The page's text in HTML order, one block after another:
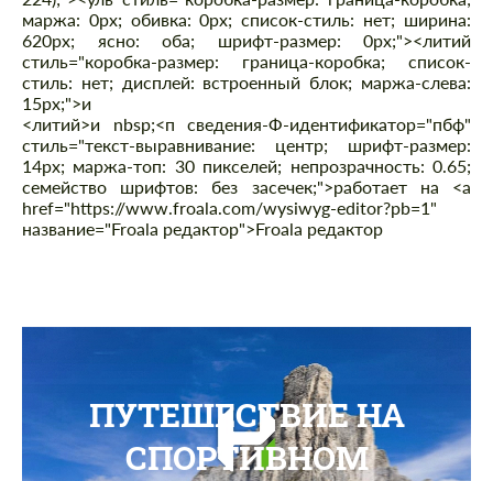
маржа: 0px; обивка: 0px; список-стиль: нет; ширина:
620px; ясно: оба; шрифт-размер: 0px;"><литий
стиль="коробка-размер: граница-коробка; список-
стиль: нет; дисплей: встроенный блок; маржа-слева:
15px;">и
<литий>и nbsp;<п сведения-Ф-идентификатор="пбф"
стиль="текст-выравнивание: центр; шрифт-размер:
14px; маржа-топ: 30 пикселей; непрозрачность: 0.65;
семейство шрифтов: без засечек;">работает на <а
href="https://www.froala.com/wysiwyg-editor?pb=1"
название="Froala редактор">Froala редактор
ПУТЕШЕСТВИЕ НА
СПОРТИВНОМ